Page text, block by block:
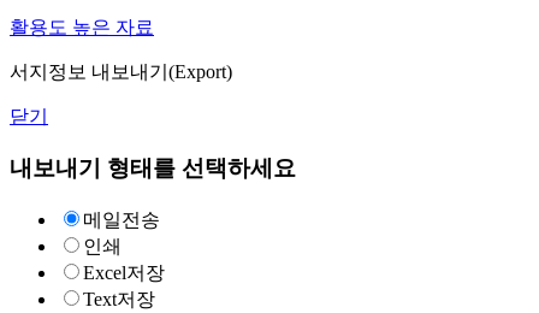
활용도 높은 자료
서지정보 내보내기(Export)
닫기
내보내기 형태를 선택하세요
메일전송
인쇄
Excel저장
Text저장